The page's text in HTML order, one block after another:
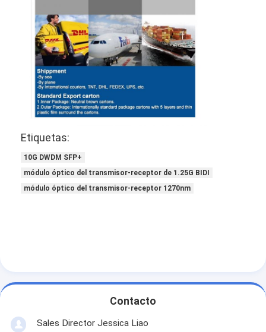
Etiquetas:
10G DWDM SFP+
módulo óptico del transmisor-receptor de 1.25G BIDI
módulo óptico del transmisor-receptor 1270nm
Contacto
Sales Director Jessica Liao